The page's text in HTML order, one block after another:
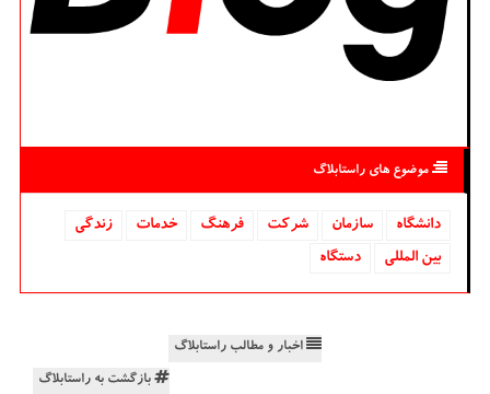
موضوع های راستابلاگ
دانشگاه‌ سازمان شركت فرهنگ خدمات
زندگی
بین المللی
دستگاه
اخبار و مطالب راستابلاگ
بازگشت به راستابلاگ